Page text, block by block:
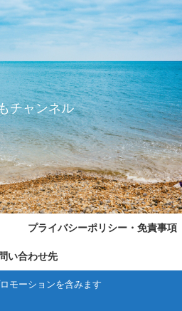
チャンネル
プライバシーポリシー・免責事項
い合わせ先
モーションを含みます